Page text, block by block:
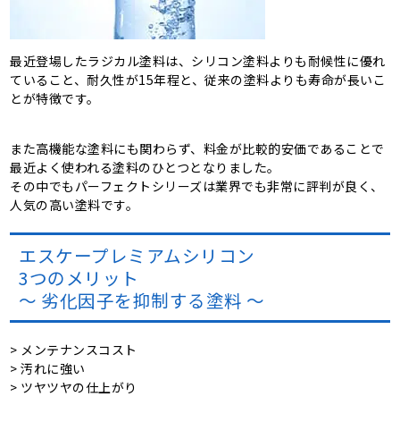
最近登場したラジカル塗料は、シリコン塗料よりも耐候性に優れ
ていること、耐久性が15年程と、従来の塗料よりも寿命が長いこ
とが特徴です。
また高機能な塗料にも関わらず、料金が比較的安価であることで
最近よく使われる塗料のひとつとなりました。
その中でもパーフェクトシリーズは業界でも非常に評判が良く、
人気の高い塗料です。
エスケープレミアムシリコン
3つのメリット
～ 劣化因子を抑制する塗料 ～
> メンテナンスコスト
> 汚れに強い
> ツヤツヤの仕上がり